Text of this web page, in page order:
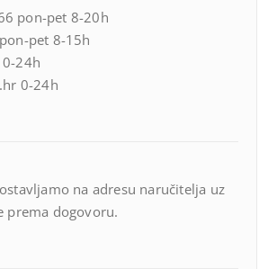
pon-pet 8-20h
pet 8-15h
24h
0-24h
na adresu naručitelja uz
prema dogovoru.